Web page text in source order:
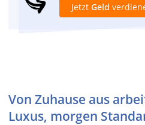
Jetzt Geld
Von Zuhause aus
Luxus, morgen